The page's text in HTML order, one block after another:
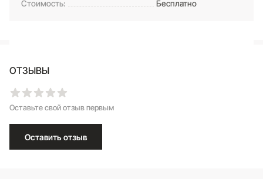
Стоимость: Бесплатно
ОТЗЫВЫ
Оставьте свой отзыв первым
Оставить отзыв